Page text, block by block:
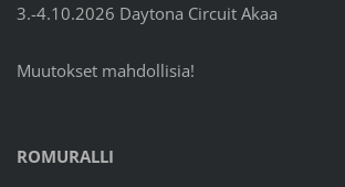
3.-4.10.2026 Daytona Circuit Akaa
Muutokset mahdollisia!
ROMURALLI